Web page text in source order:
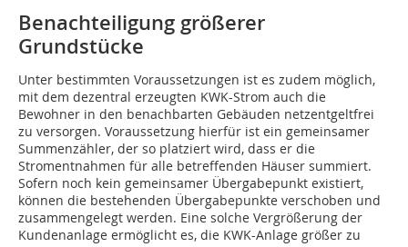
Benachteiligung größerer
Grundstücke
Unter bestimmten Voraussetzungen ist es zudem möglich,
mit dem dezentral erzeugten KWK-Strom auch die
Bewohner in den benachbarten Gebäuden netzentgeltfrei
zu versorgen. Voraussetzung hierfür ist ein gemeinsamer
Summenzähler, der so platziert wird, dass er die
Stromentnahmen für alle betreffenden Häuser summiert.
Sofern noch kein gemeinsamer Übergabepunkt existiert,
können die bestehenden Übergabepunkte verschoben und
zusammengelegt werden. Eine solche Vergrößerung der
Kundenanlage ermöglicht es, die KWK-Anlage größer zu